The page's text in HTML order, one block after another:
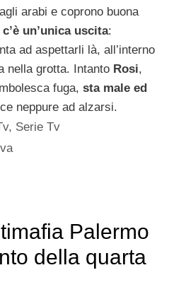
arabi e coprono buona
c’è un’unica uscita:
ad aspettarli là, all’interno
nella grotta. Intanto Rosi,
fuga, sta male ed
neppure ad alzarsi.
, Serie Tv
Palermo
della quarta